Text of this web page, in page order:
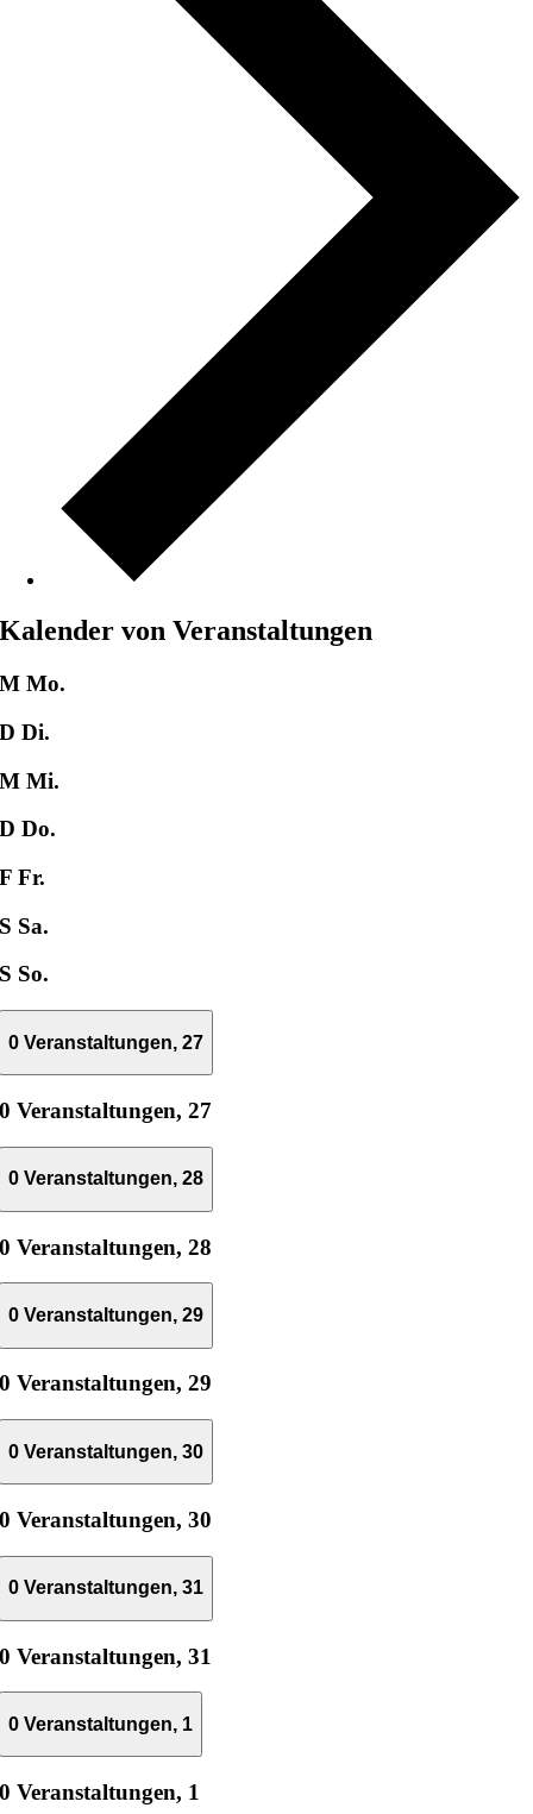
Kalender von Veranstaltungen
MMo.
DDi.
MMi.
DDo.
FFr.
S Sa.
S So.
0 Veranstaltungen,27
0 Veranstaltungen,27
0 Veranstaltungen,28
0 Veranstaltungen,28
0 Veranstaltungen,29
0 Veranstaltungen,29
0 Veranstaltungen,30
0 Veranstaltungen,30
0 Veranstaltungen,31
0 Veranstaltungen,31
0 Veranstaltungen, 1
0 Veranstaltungen, 1